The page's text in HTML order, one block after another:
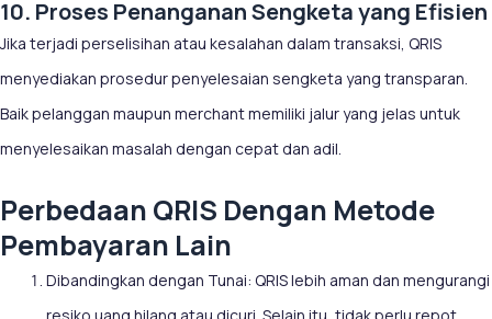
10. Proses Penanganan Sengketa yang Efisien
Jika terjadi perselisihan atau kesalahan dalam transaksi, QRIS
menyediakan prosedur penyelesaian sengketa yang transparan.
Baik pelanggan maupun merchant memiliki jalur yang jelas untuk
menyelesaikan masalah dengan cepat dan adil.
Perbedaan QRIS Dengan Metode
Pembayaran Lain
Dibandingkan dengan Tunai: QRIS lebih aman dan mengurangi